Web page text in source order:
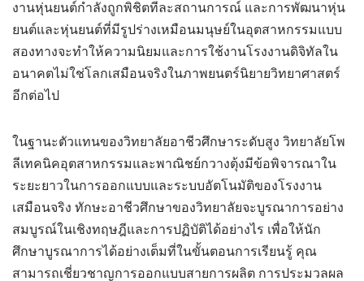
งานหุ่นยนต์กำลังถูกพิชิตทีละสถานการณ์ และการพัฒนาหุ่น
ยนต์และหุ่นยนต์ที่มีรูปร่างเหมือนมนุษย์ในอุตสาหกรรมแบบ
สองทางจะทำให้ความนิยมและการใช้งานโรงงานดิจิทัลใน
อนาคตไม่ใช่โลกเสมือนจริงในภาพยนตร์นิยายวิทยาศาสตร์
อีกต่อไป
ในฐานะตัวแทนของวิทยาลัยอาชีวศึกษาระดับสูง วิทยาลัยโพ
ลีเทคนิคอุตสาหกรรมและพาณิชย์กวางตุ้งมีข้อพิจารณาใน
ระยะยาวในการออกแบบและระบบอัตโนมัติของโรงงาน
เสมือนจริง ทักษะอาชีวศึกษาของวิทยาลัยจะบูรณาการอย่าง
สมบูรณ์ในเชิงทฤษฎีและการปฏิบัติได้อย่างไร เพื่อให้นัก
ศึกษาบูรณาการได้อย่างเต็มที่ในขั้นตอนการเรียนรู้ คุณ
สามารถเชี่ยวชาญการออกแบบสายการผลิต การประมวลผล